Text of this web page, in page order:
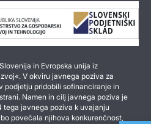
in Evropska unija iz
V okviru javnega poziva za
podjetju pridobili sofinanciranje in
Namen in cilj javnega poziva je
javnega poziva k uvajanju
povečala njihova konkurenčnost,